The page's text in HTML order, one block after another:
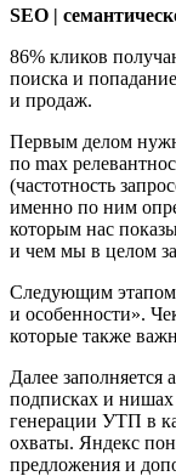
SEO |
86% кликов
поиска и
и продаж.
Первым делом
по max
(частотность
именно по ним
которым нас
и чем мы в целом
Следующим этапом
и особенности».
которые также
Далее
подписках и
генерации УТП в
охваты. Яндекс
предложения и